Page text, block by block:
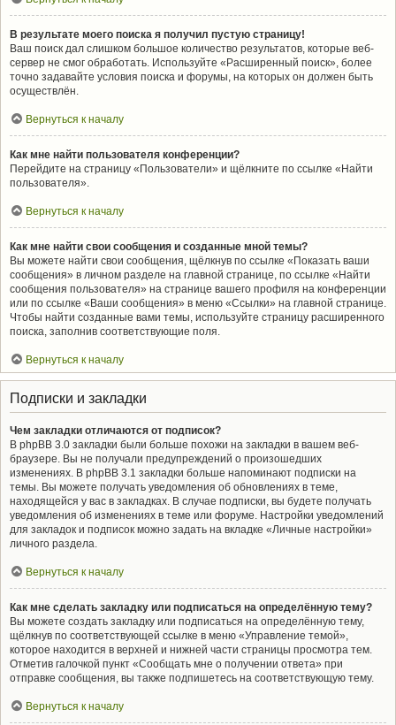
В результате моего поиска я получил пустую страницу!
Ваш поиск дал слишком большое количество результатов, которые веб-
сервер не смог обработать. Используйте «Расширенный поиск», более
точно задавайте условия поиска и форумы, на которых он должен быть
осуществлён.
Вернуться к началу
Как мне найти пользователя конференции?
Перейдите на страницу «Пользователи» и щёлкните по ссылке «Найти
пользователя».
Вернуться к началу
Как мне найти свои сообщения и созданные мной темы?
Вы можете найти свои сообщения, щёлкнув по ссылке «Показать ваши
сообщения» в личном разделе на главной странице, по ссылке «Найти
сообщения пользователя» на странице вашего профиля на конференции
или по ссылке «Ваши сообщения» в меню «Ссылки» на главной странице.
Чтобы найти созданные вами темы, используйте страницу расширенного
поиска, заполнив соответствующие поля.
Вернуться к началу
Подписки и закладки
Чем закладки отличаются от подписок?
В phpBB 3.0 закладки были больше похожи на закладки в вашем веб-
браузере. Вы не получали предупреждений о произошедших
изменениях. В phpBB 3.1 закладки больше напоминают подписки на
темы. Вы можете получать уведомления об обновлениях в теме,
находящейся у вас в закладках. В случае подписки, вы будете получать
уведомления об изменениях в теме или форуме. Настройки уведомлений
для закладок и подписок можно задать на вкладке «Личные настройки»
личного раздела.
Вернуться к началу
Как мне сделать закладку или подписаться на определённую тему?
Вы можете создать закладку или подписаться на определённую тему,
щёлкнув по соответствующей ссылке в меню «Управление темой»,
которое находится в верхней и нижней части страницы просмотра тем.
Отметив галочкой пункт «Сообщать мне о получении ответа» при
отправке сообщения, вы также подпишетесь на соответствующую тему.
Вернуться к началу